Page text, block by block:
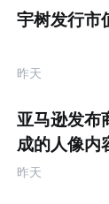
宇树发行市
昨天
亚马逊发布
成的人像内
据
昨天